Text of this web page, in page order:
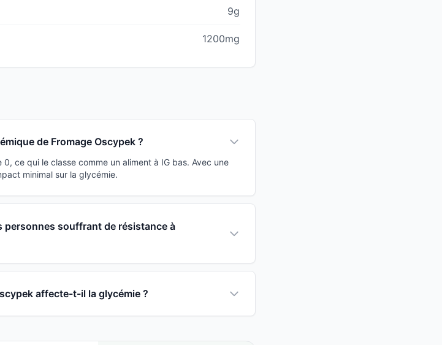
9g
1200mg
de Fromage Oscypek ?
ce qui le classe comme un aliment à IG bas. Avec une
minimal sur la glycémie.
personnes souffrant de résistance à
affecte-t-il la glycémie ?